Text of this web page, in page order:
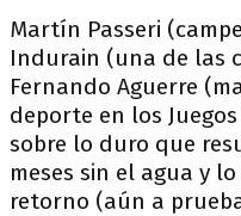
Martín Passeri
Indurain (una de las
Fernando Aguerre
deporte en los
sobre lo duro que
meses sin el agua y
retorno (aún a